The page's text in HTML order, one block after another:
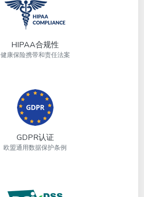
HIPAA合规性
健康保险携带和责任法案
GDPR认证
欧盟通用数据保护条例